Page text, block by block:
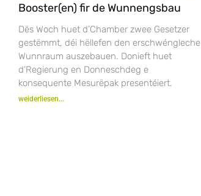
Booster(en) fir de Wunnengsbau
Dës Woch huet d’Chamber zwee Gesetzer
gestëmmt, déi hëllefen den erschwéngleche
Wunnraum auszebauen. Donieft huet
d’Regierung en Donneschdeg e
konsequente Mesurëpak presentéiert.
weiderliesen...